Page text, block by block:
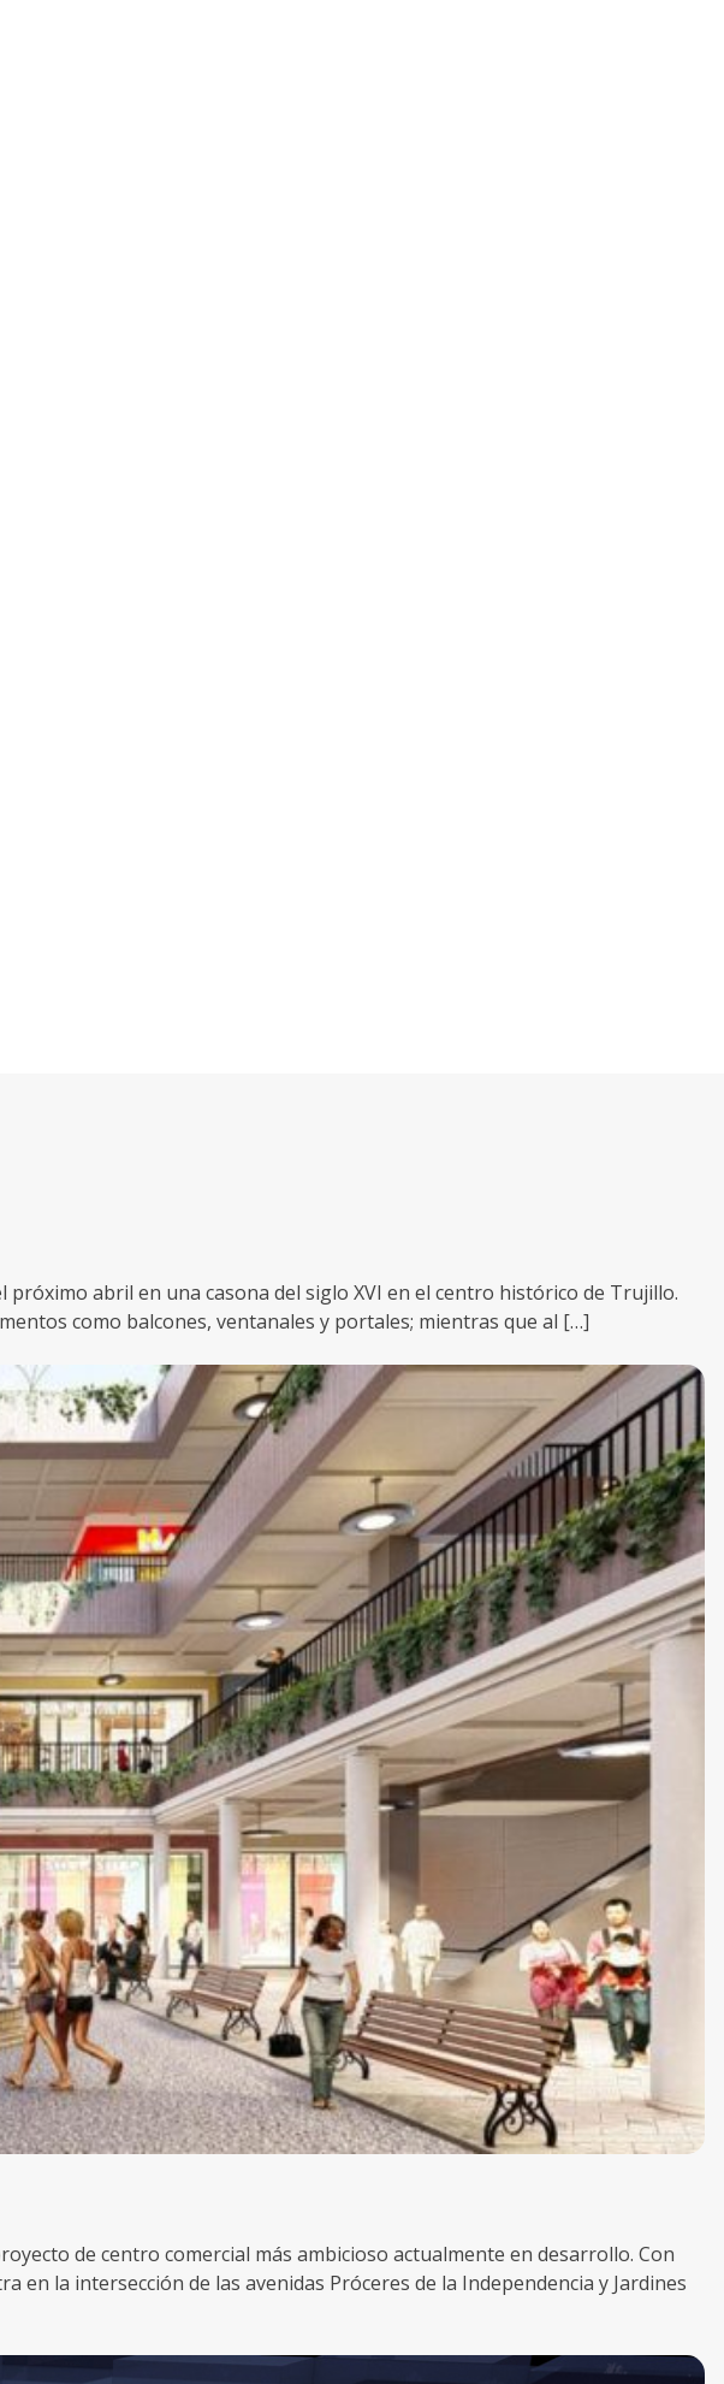
abril en una casona del siglo XVI en el centro histórico de Trujillo.
como balcones, ventanales y portales; mientras que al […]
de centro comercial más ambicioso actualmente en desarrollo. Con
la intersección de las avenidas Próceres de la Independencia y Jardines